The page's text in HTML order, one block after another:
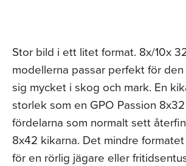
Stor bild i ett litet format. 8x/10x
modellerna passar perfekt för
sig mycket i skog och mark. En
storlek som en GPO Passion
fördelarna som normalt sett
8x42 kikarna. Det mindre
för en rörlig jägare eller